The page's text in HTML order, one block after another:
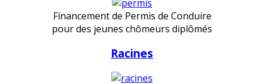
Financement de Permis de Conduire
pour des jeunes chômeurs diplômés
Racines